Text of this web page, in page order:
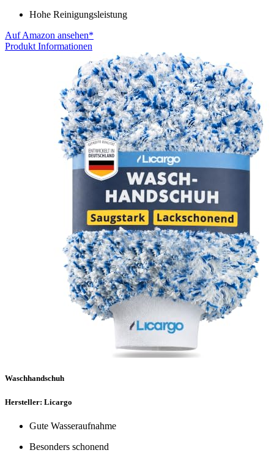
Hohe Reinigungsleistung
Auf Amazon ansehen*
Produkt Informationen
Waschhandschuh
Hersteller: Licargo
Gute Wasseraufnahme
Besonders schonend